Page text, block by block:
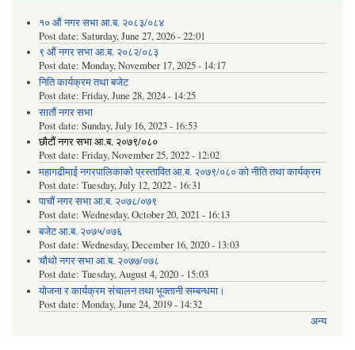
१० औं नगर सभा आ.ब. २०८३/०८४
Post date: Saturday, June 27, 2026 - 22:01
९ औं नगर सभा आ.ब. २०८२/०८३
Post date: Monday, November 17, 2025 - 14:17
निति कार्यक्रम तथा बजेट
Post date: Friday, June 28, 2024 - 14:25
सातौं नगर सभा
Post date: Sunday, July 16, 2023 - 16:53
छौटौं नगर सभा आ.ब. २०७९/०८०
Post date: Friday, November 25, 2022 - 12:02
महागढीमाई नगरपालिकाको प्रस्तावित आ.ब. २०७९/०८० को नीति तथा कार्यक्रम
Post date: Tuesday, July 12, 2022 - 16:31
पाचौं नगर सभा आ.ब. २०७८/०७९
Post date: Wednesday, October 20, 2021 - 16:13
बजेट आ.ब. २०७५/०७६
Post date: Wednesday, December 16, 2020 - 13:03
चौथो नगर सभा आ.ब. २०७७/०७८
Post date: Tuesday, August 4, 2020 - 15:03
योजना र कार्यक्रम संचालन तथा भूक्तानी सम्बन्धमा।
Post date: Monday, June 24, 2019 - 14:32
अन्य